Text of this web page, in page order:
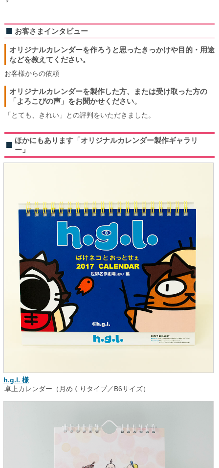
お客さまインタビュー
オリジナルカレンダーを作ろうと思ったきっかけや目的・用途
などを教えてください。
お客様からの依頼
オリジナルカレンダーを製作した方、または受け取った方の
「よろこびの声」をお聞かせください。
「とても、きれい」との評判をいただきました。
ほかにもあります「オリジナルカレンダー製作ギャラリ
ー」
h.g.l. 様
卓上カレンダー（月めくりタイプ／B6サイズ）